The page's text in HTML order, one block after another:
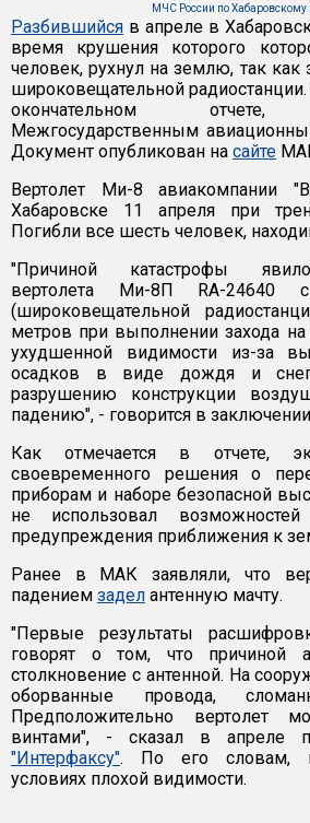
МЧС России по
Разбившийся в апреле в
время крушения которого
человек, рухнул на землю, так
широковещательной
окончательном отчете,
Межгосударственным
Документ опубликован на сайте
Вертолет Ми-8 авиакомпании
Хабаровске 11 апреля при
Погибли все шесть человек,
"Причиной катастрофы
вертолета Ми-8П RA-
(широковещательной
метров при выполнении захода
ухудшенной видимости из-за
осадков в виде дождя и
разрушению конструкции
падению", - говорится в
Как отмечается в отчете,
своевременного решения о
приборам и наборе безопасной
не использовал
предупреждения приближения к
Ранее в МАК заявляли, что
падением задел антенную мачту.
"Первые результаты
говорят о том, что причиной
столкновение с антенной. На
оборванные провода,
Предположительно вертолет
винтами", - сказал в апреле
"Интерфаксу". По его словам,
условиях плохой видимости.